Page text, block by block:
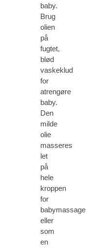
baby.
Brug
olien
på
fugtet,
blød
vaskeklud
for
atrengøre
baby.
Den
milde
olie
masseres
let
på
hele
kroppen
for
babymassage
eller
som
en